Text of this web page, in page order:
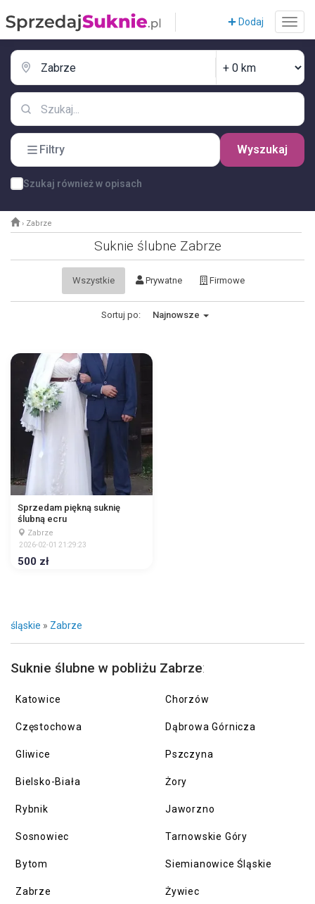
Dodaj
Filtry Wyszukaj
Szukaj również w opisach
› Zabrze
Suknie ślubne Zabrze
Wszystkie Prywatne Firmowe
Sortuj po: Najnowsze
Sprzedam piękną suknię
ślubną ecru
Zabrze
2026-02-01 21:29:23
500 zł
śląskie » Zabrze
Suknie ślubne w pobliżu Zabrze:
Katowice
Częstochowa
Gliwice
Bielsko-Biała
Rybnik
Sosnowiec
Bytom
Zabrze
Chorzów
Dąbrowa Górnicza
Pszczyna
Żory
Jaworzno
Tarnowskie Góry
Siemianowice Śląskie
Żywiec